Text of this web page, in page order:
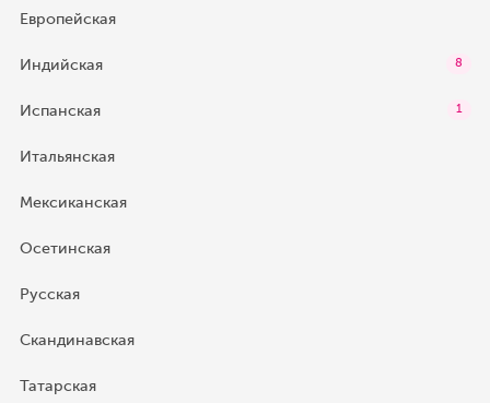
Европейская
Индийская 8
Испанская 1
Итальянская
Мексиканская
Осетинская
Русская
Скандинавская
Татарская